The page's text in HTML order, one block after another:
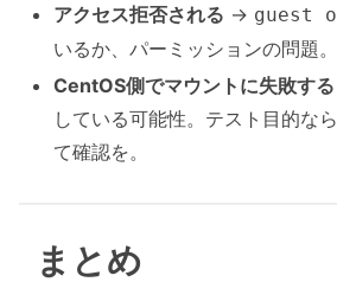
アクセス拒否される → guest
いるか、パーミッションの問題。
CentOS側でマウントに失敗する
している可能性。テスト目的な
て確認を。
まとめ